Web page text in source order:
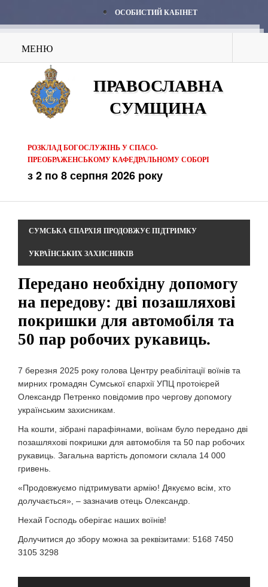
ОСОБИСТИЙ КАБІНЕТ
МЕНЮ
ПРАВОСЛАВНА
СУМЩИНА
РОЗКЛАД БОГОСЛУЖІНЬ У СПАСО-
ПРЕОБРАЖЕНСЬКОМУ КАФЕДРАЛЬНОМУ СОБОРІ
з 2 по 8 серпня 2026 року
СУМСЬКА ЄПАРХІЯ ПРОДОВЖУЄ ПІДТРИМКУ
УКРАЇНСЬКИХ ЗАХИСНИКІВ
Передано необхідну допомогу
на передову: дві позашляхові
покришки для автомобіля та
50 пар робочих рукавиць.
7 березня 2025 року голова Центру реабілітації воїнів та
мирних громадян Сумської єпархії УПЦ протоієрей
Олександр Петренко повідомив про чергову допомогу
українським захисникам.
На кошти, зібрані парафіянами, воїнам було передано дві
позашляхові покришки для автомобіля та 50 пар робочих
рукавиць. Загальна вартість допомоги склала 14 000
гривень.
«Продовжуємо підтримувати армію! Дякуємо всім, хто
долучається», – зазначив отець Олександр.
Нехай Господь оберігає наших воїнів!
Долучитися до збору можна за реквізитами: 5168 7450
3105 3298